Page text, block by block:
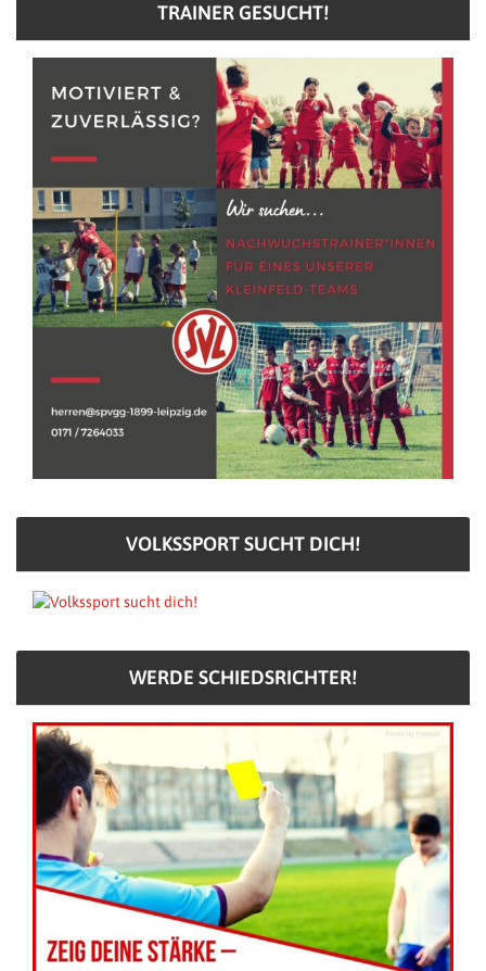
TRAINER GESUCHT!
VOLKSSPORT SUCHT DICH!
WERDE SCHIEDSRICHTER!